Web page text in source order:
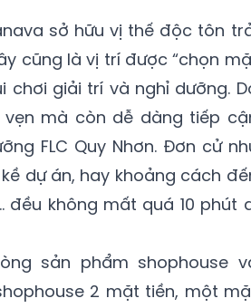
sở hữu vị thế độc tôn
cũng là vị trí được “chọn
chơi giải trí và nghỉ dưỡng.
mà còn dễ dàng tiếp
FLC Quy Nhơn. Đơn cử
dự án, hay khoảng cách
đều không mất quá 10 phút
sản phẩm shophouse
2 mặt tiền, một